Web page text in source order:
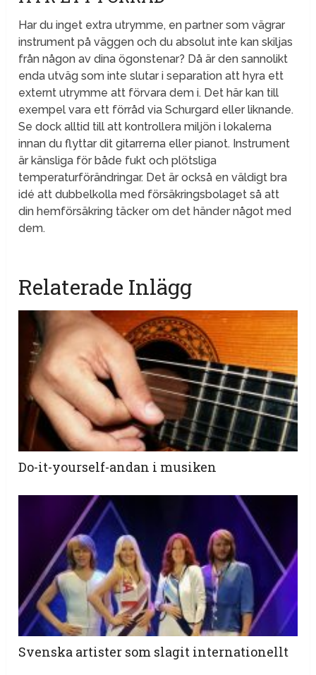
Har du inget extra utrymme, en partner som vägrar
instrument på väggen och du absolut inte kan skiljas
från någon av dina ögonstenar? Då är den sannolikt
enda utväg som inte slutar i separation att hyra ett
externt utrymme att förvara dem i. Det här kan till
exempel vara ett förråd via Schurgard eller liknande.
Se dock alltid till att kontrollera miljön i lokalerna
innan du flyttar dit gitarrerna eller pianot. Instrument
är känsliga för både fukt och plötsliga
temperaturförändringar. Det är också en väldigt bra
idé att dubbelkolla med försäkringsbolaget så att
din hemförsäkring täcker om det händer något med
dem.
Relaterade Inlägg
Do-it-yourself-andan i musiken
Svenska artister som slagit internationellt